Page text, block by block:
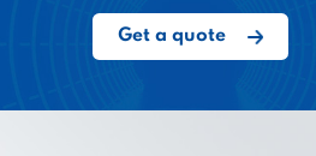
Get a quote